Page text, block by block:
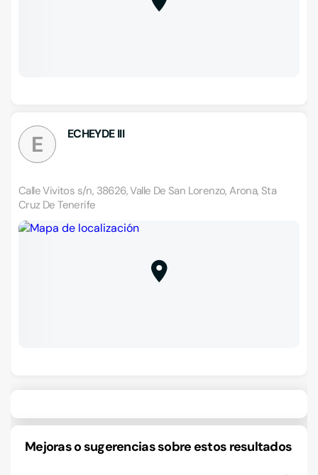
E ECHEYDE III
Calle Vivitos s/n, 38626, Valle De San Lorenzo, Arona, Sta
Cruz De Tenerife
Mejoras o sugerencias sobre estos resultados